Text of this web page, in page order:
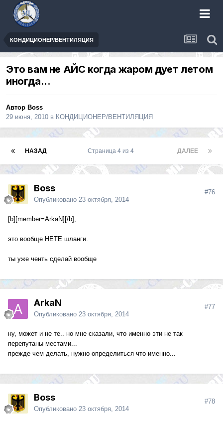
КОНДИЦИОНЕР/ВЕНТИЛЯЦИЯ
Это вам не АЙС когда жаром дует летом
иногда...
Автор Boss
29 июня, 2010 в КОНДИЦИОНЕР/ВЕНТИЛЯЦИЯ
НАЗАД ДАЛЕЕ
Страница 4 из 4
Boss
Опубликовано 23 октября, 2014
#76
[b][member=ArkaN][/b],
это вообще НЕТЕ шланги.
ты уже ченть сделай вообще
ArkaN
Опубликовано 23 октября, 2014
#77
ну, может и не те.. но мне сказали, что именно эти не так
перепутаны местами...
прежде чем делать, нужно определиться что именно...
Boss
Опубликовано 23 октября, 2014
#78